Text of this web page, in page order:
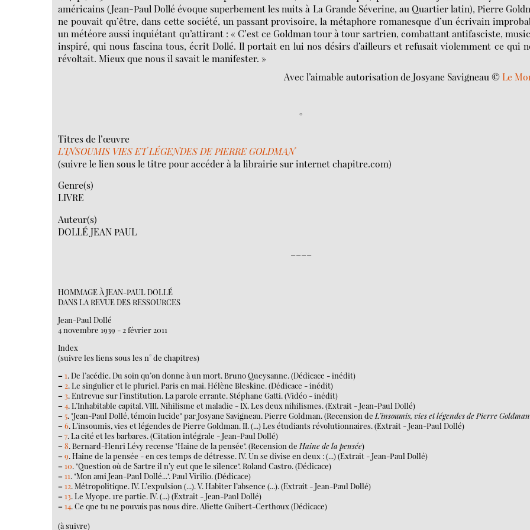
américains (Jean-Paul Dollé évoque superbement les nuits à La Grande Séverine, au Quartier latin), Pierre
ne pouvait qu’être, dans cette société, un passant provisoire, la métaphore romanesque d’un écrivain
un météore aussi inquiétant qu’attirant : « C’est ce Goldman tour à tour sartrien, combattant antifasciste,
inspiré, qui nous fascina tous, écrit Dollé. Il portait en lui nos désirs d’ailleurs et refusait violemment ce qui
révoltait. Mieux que nous il savait le manifester. »
Avec l’aimable autorisation de Josyane Savigneau ©Le
°
Titres de l’œuvre
L’INSOUMIS VIES ET LÉGENDES DE PIERRE GOLDMAN
(suivre le lien sous le titre pour accéder à la librairie sur internet chapitre.com)
Genre(s)
LIVRE
Auteur(s)
DOLLÉ JEAN PAUL
HOMMAGE À JEAN-PAUL DOLLÉ
DANS LA REVUE DES RESSOURCES
Jean-Paul Dollé
4 novembre 1939 - 2 février 2011
Index
(suivre les liens sous les n° de chapitres)
– 1. De l’acédie. Du soin qu’on donne à un mort. Bruno Queysanne. (Dédicace - inédit)
– 2. Le singulier et le pluriel. Paris en mai. Hélène Bleskine. (Dédicace - inédit)
– 3. Entrevue sur l’institution. La parole errante. Stéphane Gatti. (Vidéo - inédit)
– 4. L’Inhabitable capital. VIII. Nihilisme et maladie - IX. Les deux nihilismes. (Extrait - Jean-Paul Dollé)
– 5. "Jean-Paul Dollé, témoin lucide" par Josyane Savigneau. Pierre Goldman. (Recension de L’insoumis, vies et légendes de Pierre Goldman
– 6. L’insoumis, vies et légendes de Pierre Goldman. II. (...) Les étudiants révolutionnaires. (Extrait - Jean-Paul Dollé)
– 7. La cité et les barbares. (Citation intégrale - Jean-Paul Dollé)
– 8. Bernard-Henri Lévy recense "Haine de la pensée". (Recension de Haine de la pensée)
– 9. Haine de la pensée - en ces temps de détresse. IV. Un se divise en deux : (...) (Extrait - Jean-Paul Dollé)
– 10. "Question où de Sartre il n’y eut que le silence". Roland Castro. (Dédicace)
– 11. "Mon ami Jean-Paul Dollé...". Paul Virilio. (Dédicace)
– 12. Métropolitique. IV. L’expulsion (...). V. Habiter l’absence (...). (Extrait - Jean-Paul Dollé)
– 13. Le Myope. 1re partie. IV. (...) (Extrait - Jean-Paul Dollé)
– 14. Ce que tu ne pouvais pas nous dire. Aliette Guibert-Certhoux (Dédicace)
(à suivre)